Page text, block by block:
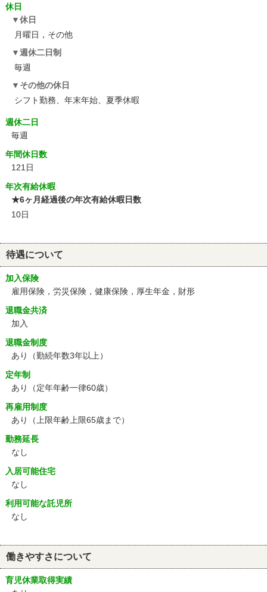
休日
休日
月曜日，その他
週休二日制
毎週
その他の休日
シフト勤務、年末年始、夏季休暇
週休二日
毎週
年間休日数
121日
年次有給休暇
★6ヶ月経過後の年次有給休暇日数
10日
待遇について
加入保険
雇用保険，労災保険，健康保険，厚生年金，財形
退職金共済
加入
退職金制度
あり（勤続年数3年以上）
定年制
あり
（定年年齢一律60歳）
再雇用制度
あり
（上限年齢上限65歳まで）
勤務延長
なし
入居可能住宅
なし
利用可能な託児所
なし
働きやすさについて
育児休業取得実績